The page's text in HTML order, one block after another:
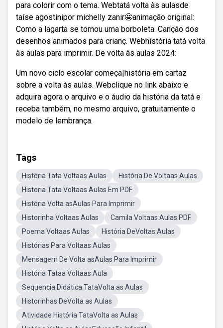
para colorir com o tema. Webtatá volta às aulasde
taíse agostinipor michelly zanir🤩animação original:
Como a lagarta se tornou uma borboleta. Canção dos
desenhos animados para crianç. Webhistória tatá volta
às aulas para imprimir. De volta às aulas 2024:
Um novo ciclo escolar começa|história em cartaz
sobre a volta às aulas. Webclique no link abaixo e
adquira agora o arquivo e o áudio da história da tatá e
receba também, no mesmo arquivo, gratuitamente o
modelo de lembrança.
Tags
História Tata Voltaas Aulas
História De Voltaas Aulas
Historia Tata Voltaas Aulas Em PDF
História Volta asAulas Para Imprimir
Historinha Voltaas Aulas
Camila Voltaas Aulas PDF
Poema Voltaas Aulas
História DeVoltas Aulas
Histórias Para Voltaas Aulas
Mensagem De Volta asAulas Para Imprimir
História Tataa Voltaas Aula
Sequencia Didática TataVolta as Aulas
Historinhas DeVolta as Aulas
Atividade História TataVolta as Aulas